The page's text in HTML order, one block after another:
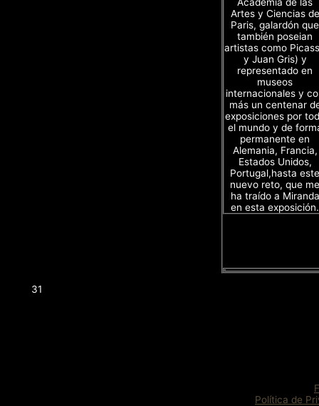
Artes y Ciencias de
Paris, galardón que
también poseian
artistas como
y Juan Gris) y
representado en
museos
internacionales y
más un centenar
exposiciones por
el mundo y de
permanente en
Alemania, Francia,
Estados Unidos,
Portugal,hasta este
nuevo reto, que me
ha traído a Miranda
en esta exposición.
31
Política de